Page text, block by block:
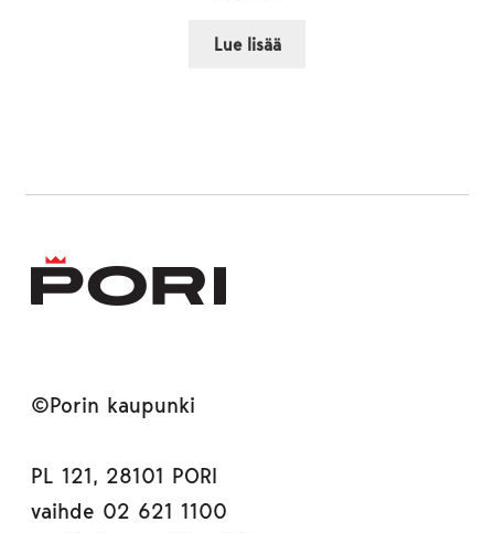
Lue lisää
©Porin kaupunki
PL 121, 28101 PORI
vaihde 02 621 1100